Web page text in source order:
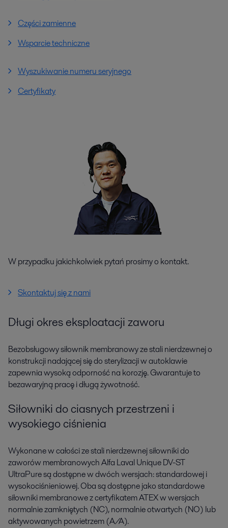
Części zamienne
Wsparcie techniczne
Wyszukiwanie numeru seryjnego
Certyfikaty
W przypadku jakichkolwiek pytań prosimy o kontakt.
Skontaktuj się z nami
Długi okres eksploatacji zaworu
Bezobsługowy siłownik membranowy ze stali nierdzewnej o
konstrukcji nadającej się do sterylizacji w autoklawie
zapewnia wysoką odporność na korozję. Gwarantuje to
bezawaryjną pracę i długą żywotność.
Siłowniki do ciasnych przestrzeni i
wysokiego ciśnienia
Wykonane w całości ze stali nierdzewnej siłowniki do
zaworów membranowych Alfa Laval Unique DV-ST
UltraPure są dostępne w dwóch wersjach: standardowej i
wysokociśnieniowej. Oba są dostępne jako standardowe
siłowniki membranowe z certyfikatem ATEX w wersjach
normalnie zamkniętych (NC), normalnie otwartych (NO) lub
aktywowanych powietrzem (A/A).